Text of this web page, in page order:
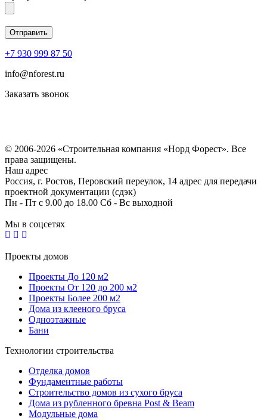
+7 930 999 87 50
info@nforest.ru
Заказать звонок
© 2006-2026 «Строительная компания «Норд Форест». Все
права защищены.
Наш адрес
Россия, г. Ростов, Перовский переулок, 14 адрес для передачи
проектной документации (сдэк)
Пн - Пт с 9.00 до 18.00 Сб - Вс выходной
Мы в соцсетях
Проекты домов
Проекты До 120 м2
Проекты От 120 до 200 м2
Проекты Более 200 м2
Дома из клееного бруса
Одноэтажные
Бани
Технологии строительства
Отделка домов
Фундаментные работы
Строительство домов из сухого бруса
Дома из рубленного бревна Post & Beam
Модульные дома